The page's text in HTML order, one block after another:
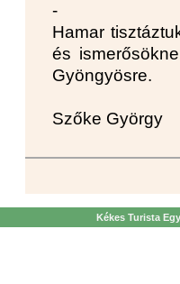
-
Hamar
és
Gyöngyösre.
Szőke György
Kékes Turista